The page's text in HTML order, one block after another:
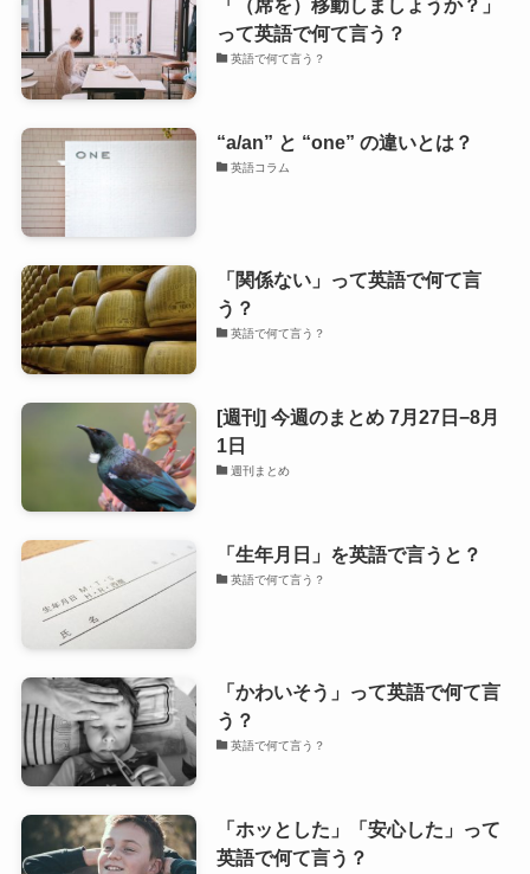
「（席を）移動しましょうか？」
って英語で何て言う？
英語で何て言う？
“a/an” と “one” の違いとは？
英語コラム
「関係ない」って英語で何て言
う？
英語で何て言う？
[週刊] 今週のまとめ 7月27日−8月
1日
週刊まとめ
「生年月日」を英語で言うと？
英語で何て言う？
「かわいそう」って英語で何て言
う？
英語で何て言う？
「ホッとした」「安心した」って
英語で何て言う？